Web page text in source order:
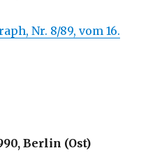
Nr. 8/89, vom 16.
Berlin (Ost)